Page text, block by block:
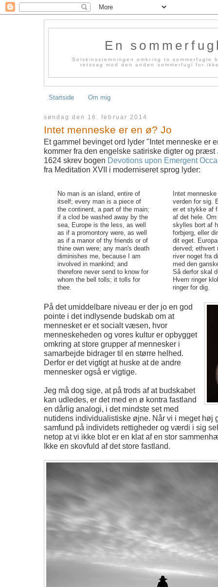
En
Solskinsstemningen omkring to
retssag mod den anden sommerfugl for
Startside Om mig
søndag den 16. februar 2014
Intet menneske er en ø? Jo
Et gammel bevinget ord lyder "Intet menneske er
kommer fra den engelske satiriske digter og præst
1624 skrev bogen Devotions upon Emergent
fra Meditation XVII i moderniseret sprog lyder:
No man is an island, entire of
itself; every man is a piece of
the continent, a part of the main;
if a clod be washed away by the
sea, Europe is the less, as well
as if a promontory were, as well
as if a manor of thy friends or of
thine own were; any man's death
diminishes me, because I am
involved in mankind; and
therefore never send to know for
whom the bell tolls; it tolls for
thee.
Intet
verden for sig.
er et stykke af
af det hele.
skylles bort af
forbjerg, eller
dit eget.
derved; ethvert
river noget fra
med den
Så derfor skal
Hvem ringer
ringer for dig.
På det umiddelbare niveau er der jo en god
pointe i det indlysende budskab om at
mennesket er et socialt væsen, hvor
menneskeheden og vores kultur er opbygget
omkring at store grupper af mennesker i
samarbejde bidrager til en større helhed.
Derfor er det vigtigt at huske at de andre
mennesker også er vigtige.
Jeg må dog sige, at på trods af at budskabet
kan udledes, er det med en ø kontra fastland
en dårlig analogi, i det mindste set med
nutidens individualistiske øjne. Når vi i meget høj
samfund på individets rettigheder og værdi i sig
netop at vi ikke blot er en klat af en stor
Ikke en skovfuld af det store fastland.